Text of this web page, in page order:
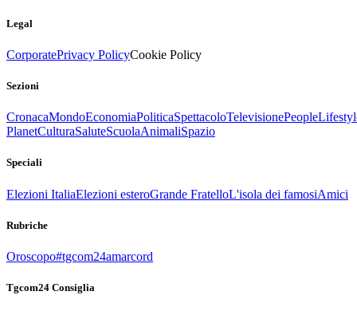
Legal
CorporatePrivacy PolicyCookie Policy
Sezioni
CronacaMondoEconomiaPoliticaSpettacoloTelevisionePeople
PlanetCulturaSaluteScuolaAnimaliSpazio
Speciali
Elezioni ItaliaElezioni esteroGrande FratelloL'isola dei famosiAmici
Rubriche
Oroscopo#tgcom24amarcord
Tgcom24 Consiglia